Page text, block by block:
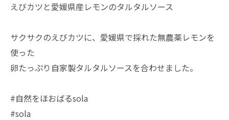
えびカツと愛媛県産レモンのタルタルソース
サクサクのえびカツに、愛媛県で採れた無農薬レモンを
使った
卵たっぷり自家製タルタルソースを合わせました。
#自然をほおばるsola
#sola